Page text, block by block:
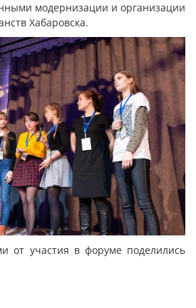
модернизации и организации
Хабаровска.
от участия в форуме поделились